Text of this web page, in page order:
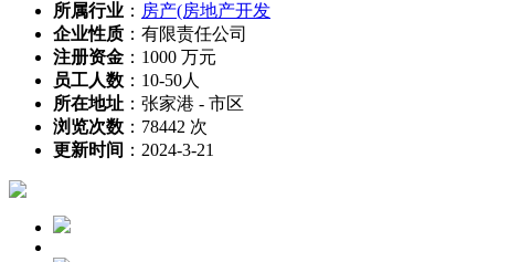
所属行业 ： 房产(房地产开发
企业性质 ： 有限责任公司
注册资金 ： 1000 万元
员工人数 ： 10-50人
所在地址 ： 张家港 - 市区
浏览次数 ： 78442 次
更新时间 ： 2024-3-21